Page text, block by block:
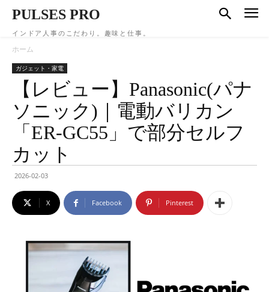
PULSES PRO
インドア人事のこだわり。趣味と仕事。
ホーム
ガジェット・家電
【レビュー】Panasonic(パナ
ソニック)｜電動バリカン
「ER-GC55」で部分セルフ
カット
2026-02-03
X Facebook Pinterest